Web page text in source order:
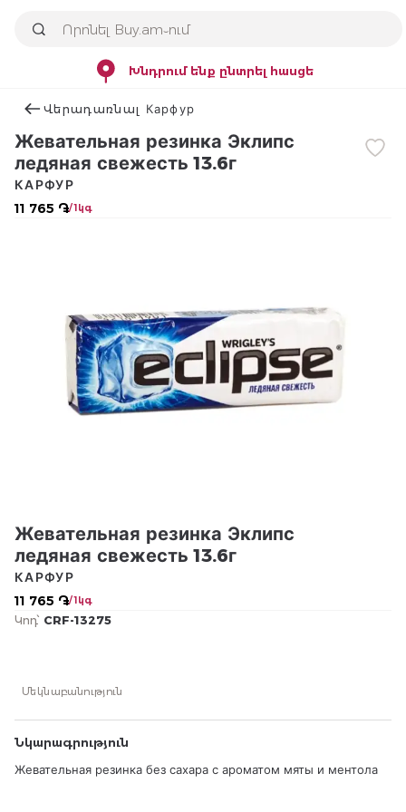
Խնդրում ենք ընտրել հասցե
Վերադառնալ Карфур
Жевательная резинка Эклипс
ледяная свежесть 13.6г
11 765 ֏/ 1կգ
КАРФУР
Жевательная резинка Эклипс
ледяная свежесть 13.6г
11 765 ֏/ 1կգ
КАРФУР
Կոդ՝ CRF-13275
Մեկնաբանություն
Նկարագրություն
Жевательная резинка без сахара с ароматом мяты и ментола